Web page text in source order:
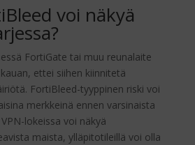
voi näkyä
FortiGate tai muu reunalaite
ettei siihen kiinnitetä
FortiBleed-tyyppinen riski voi
merkkeinä ennen varsinaista
lokeissa voi näkyä
maista, ylläpitotileillä voi olla